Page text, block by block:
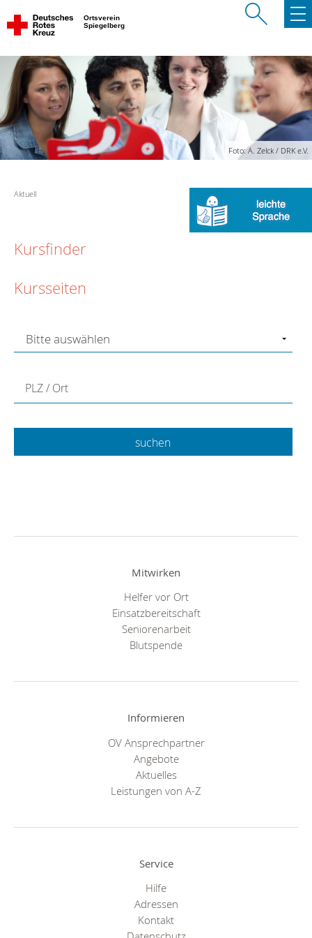
Ortsverein
Spiegelberg
Foto: A. Zelck / DRK e.V.
Aktuell
Kursfinder
Kursseiten
PLZ / Ort
Mitwirken
Helfer vor Ort
Einsatzbereitschaft
Seniorenarbeit
Blutspende
Informieren
OV Ansprechpartner
Angebote
Aktuelles
Leistungen von A-Z
Service
Hilfe
Adressen
Kontakt